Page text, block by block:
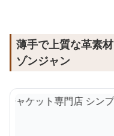
薄手で上質な革素
ゾンジャン